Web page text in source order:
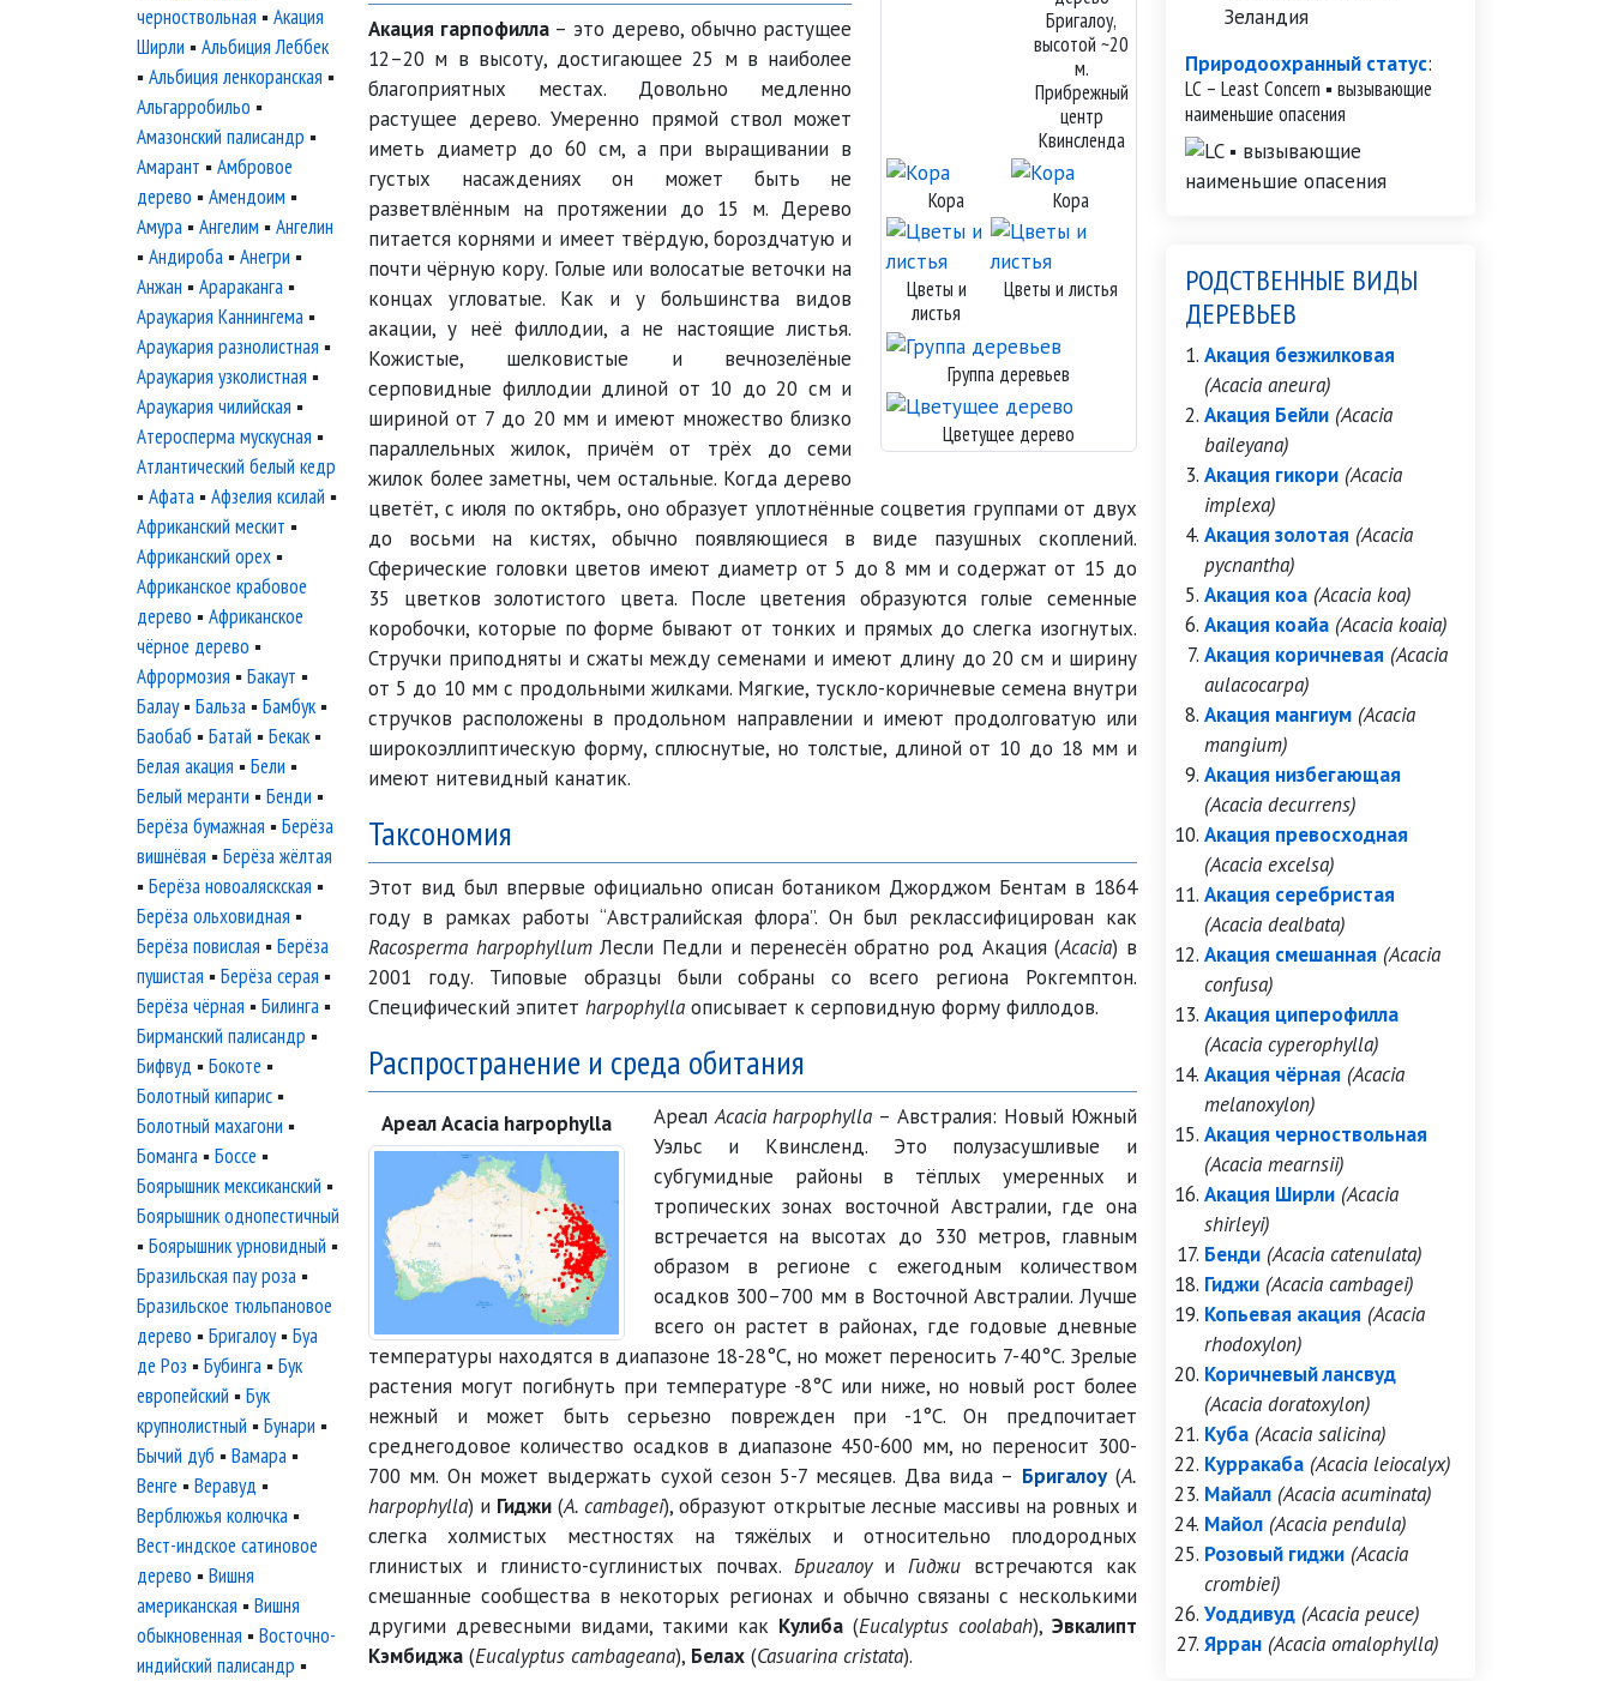
Бригалоу,
высотой ~20
м.
Прибрежный
центр
Квинсленда
Кора Кора
Цветы и
листья
Цветы и листья
Группа деревьев
Цветущее дерево
Акация гарпофилла– это дерево, обычно растущее
12–20 м в высоту, достигающее 25 м в наиболее
благоприятных местах. Довольно медленно
растущее дерево. Умеренно прямой ствол может
иметь диаметр до 60 см, а при выращивании в
густых насаждениях он может быть не
разветвлённым на протяжении до 15 м. Дерево
питается корнями и имеет твёрдую, бороздчатую и
почти чёрную кору. Голые или волосатые веточки на
концах угловатые. Как и у большинства видов
акации, у неё филлодии, а не настоящие листья.
Кожистые, шелковистые и вечнозелёные
серповидные филлодии длиной от 10 до 20 см и
шириной от 7 до 20 мм и имеют множество близко
параллельных жилок, причём от трёх до семи
жилок более заметны, чем остальные. Когда дерево
цветёт, с июля по октябрь, оно образует уплотнённые соцветия группами от двух
до восьми на кистях, обычно появляющиеся в виде пазушных скоплений.
Сферические головки цветов имеют диаметр от 5 до 8 мм и содержат от 15 до
35 цветков золотистого цвета. После цветения образуются голые семенные
коробочки, которые по форме бывают от тонких и прямых до слегка изогнутых.
Стручки приподняты и сжаты между семенами и имеют длину до 20 см и ширину
от 5 до 10 мм с продольными жилками. Мягкие, тускло-коричневые семена внутри
стручков расположены в продольном направлении и имеют продолговатую или
широкоэллиптическую форму, сплюснутые, но толстые, длиной от 10 до 18 мм и
имеют нитевидный канатик.
Таксономия
Этот вид был впервые официально описан ботаником Джорджом Бентам в 1864
году в рамках работы Австралийская флора. Он был реклассифицирован как
Racosperma harpophyllumЛесли Педли и перенесён обратно род Акация (Acacia) в
2001 году. Типовые образцы были собраны со всего региона Рокгемптон.
Специфический эпитет harpophylla описывает к серповидную форму филлодов.
Распространение и среда обитания
Ареал Acacia harpophylla АреалAcacia harpophylla – Австралия: Новый Южный
Уэльс и Квинсленд. Это полузасушливые и
субгумидные районы в тёплых умеренных и
тропических зонах восточной Австралии, где она
встречается на высотах до 330 метров, главным
образом в регионе с ежегодным количеством
осадков 300–700 мм в Восточной Австралии. Лучше
всего он растет в районах, где годовые дневные
температуры находятся в диапазоне 18-28°C, но может переносить 7-40°C. Зрелые
растения могут погибнуть при температуре -8°C или ниже, но новый рост более
нежный и может быть серьезно поврежден при -1°C. Он предпочитает
среднегодовое количество осадков в диапазоне 450-600 мм, но переносит 300-
700 мм. Он может выдержать сухой сезон 5-7 месяцев. Два вида – Бригалоу(A.
harpophylla) и Гиджи (A. cambagei), образуют открытые лесные массивы на ровных и
слегка холмистых местностях на тяжёлых и относительно плодородных
глинистых и глинисто-суглинистых почвах. БригалоуиГиджи встречаются как
смешанные сообщества в некоторых регионах и обычно связаны с несколькими
другими древесными видами, такими как Кулиба (Eucalyptus coolabah), Эвкалипт
Кэмбиджа (Eucalyptus cambageana), Белах (Casuarina cristata).
черноствольная ▪Акация
Ширли ▪Альбиция Леббек
▪Альбиция ленкоранская ▪
Альгарробильо ▪
Амазонский палисандр ▪
Амарант ▪Амбровое
дерево ▪Амендоим ▪
Амура ▪Ангелим ▪Ангелин
▪Андироба ▪Анегри ▪
Анжан ▪Арараканга ▪
Араукария Каннингема ▪
Араукария разнолистная ▪
Араукария узколистная ▪
Араукария чилийская ▪
Атеросперма мускусная ▪
Атлантический белый кедр
▪Афата ▪Афзелия ксилай ▪
Африканский мескит ▪
Африканский орех ▪
Африканское крабовое
дерево ▪Африканское
чёрное дерево ▪
Афрормозия ▪Бакаут ▪
Балау▪Бальза ▪Бамбук ▪
Баобаб ▪Батай ▪Бекак ▪
Белая акация ▪Бели ▪
Белый меранти ▪Бенди ▪
Берёза бумажная ▪Берёза
вишнёвая ▪Берёза жёлтая
▪Берёза новоаляскская ▪
Берёза ольховидная ▪
Берёза повислая ▪Берёза
пушистая ▪Берёза серая ▪
Берёза чёрная ▪Билинга ▪
Бирманский палисандр ▪
Бифвуд ▪Бокоте ▪
Болотный кипарис ▪
Болотный махагони ▪
Боманга ▪Боссе ▪
Боярышник мексиканский ▪
Боярышник однопестичный
▪Боярышник урновидный ▪
Бразильская пау роза ▪
Бразильское тюльпановое
дерево ▪Бригалоу▪Буа
де Роз ▪Бубинга ▪Бук
европейский ▪Бук
крупнолистный ▪Бунари ▪
Бычий дуб ▪Вамара ▪
Венге ▪Веравуд ▪
Верблюжья колючка ▪
Вест-индское сатиновое
дерево ▪Вишня
американская ▪Вишня
обыкновенная ▪Восточно-
индийский палисандр ▪
Зеландия
Природоохранный статус:
LC – Least Concern ▪ вызывающие
наименьшие опасения
РОДСТВЕННЫЕ ВИДЫ
ДЕРЕВЬЕВ
Акация безжилковая
(Acacia aneura)
Акация Бейли (Acacia
baileyana)
Акация гикори (Acacia
implexa)
Акация золотая (Acacia
pycnantha)
Акация коа (Acacia koa)
Акация коайа (Acacia koaia)
Акация коричневая (Acacia
aulacocarpa)
Акация мангиум (Acacia
mangium)
Акация низбегающая
(Acacia decurrens)
Акация превосходная
(Acacia excelsa)
Акация серебристая
(Acacia dealbata)
Акация смешанная (Acacia
confusa)
Акация циперофилла
(Acacia cyperophylla)
Акация чёрная (Acacia
melanoxylon)
Акация черноствольная
(Acacia mearnsii)
Акация Ширли (Acacia
shirleyi)
Бенди (Acacia catenulata)
Гиджи (Acacia cambagei)
Копьевая акация (Acacia
rhodoxylon)
Коричневый лансвуд
(Acacia doratoxylon)
Куба (Acacia salicina)
Курракаба (Acacia leiocalyx)
Майалл (Acacia acuminata)
Майол (Acacia pendula)
Розовый гиджи (Acacia
crombiei)
Уоддивуд (Acacia peuce)
Ярран (Acacia omalophylla)